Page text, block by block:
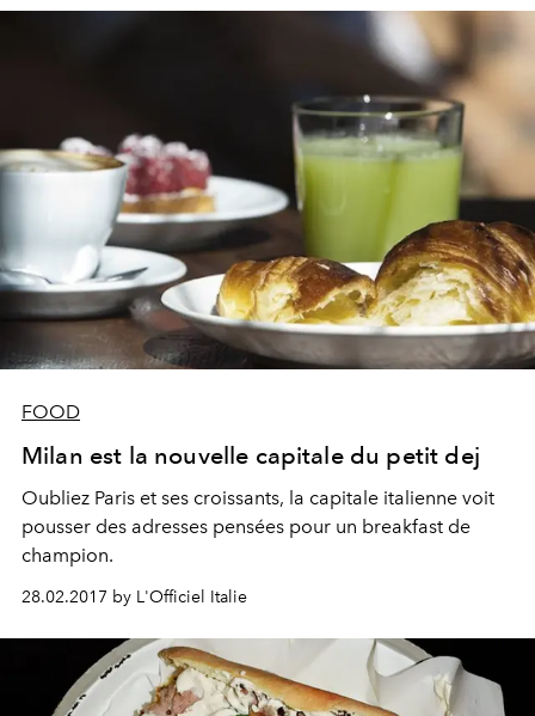
FOOD
Milan est la nouvelle capitale du petit dej
Oubliez Paris et ses croissants, la capitale italienne voit
pousser des adresses pensées pour un breakfast de
champion.
28.02.2017 by L'Officiel Italie